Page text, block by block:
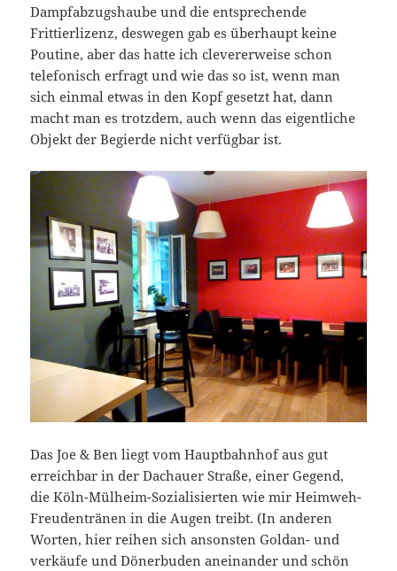
Dampfabzugshaube und die entsprechende
Frittierlizenz, deswegen gab es überhaupt keine
Poutine, aber das hatte ich clevererweise schon
telefonisch erfragt und wie das so ist, wenn man
sich einmal etwas in den Kopf gesetzt hat, dann
macht man es trotzdem, auch wenn das eigentliche
Objekt der Begierde nicht verfügbar ist.
Das Joe & Ben liegt vom Hauptbahnhof aus gut
erreichbar in der Dachauer Straße, einer Gegend,
die Köln-Mülheim-Sozialisierten wie mir Heimweh-
Freudentränen in die Augen treibt. (In anderen
Worten, hier reihen sich ansonsten Goldan- und
verkäufe und Dönerbuden aneinander und schön